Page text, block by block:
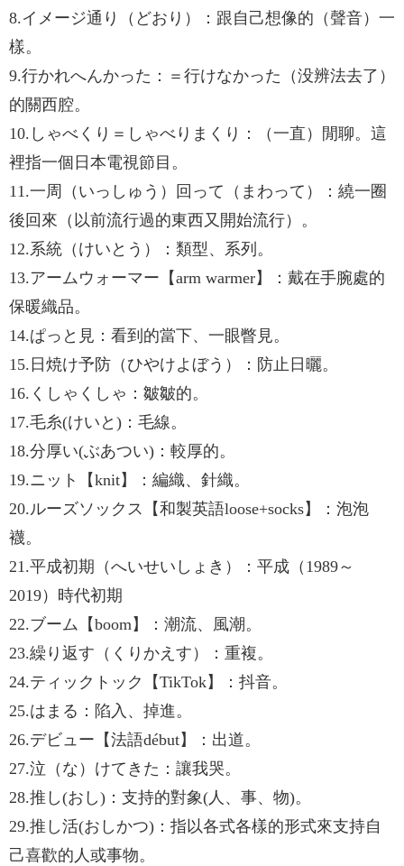
8.イメージ通り（どおり）：跟自己想像的（聲音）一
樣。
9.行かれへんかった：＝行けなかった（没辨法去了）
的關西腔。
10.しゃべくり＝しゃべりまくり：（一直）閒聊。這
裡指一個日本電視節目。
11.一周（いっしゅう）回って（まわって）：繞一圈
後回來（以前流行過的東西又開始流行）。
12.系統（けいとう）：類型、系列。
13.アームウォーマー【arm warmer】：戴在手腕處的
保暖織品。
14.ぱっと見：看到的當下、一眼瞥見。
15.日焼け予防（ひやけよぼう）：防止日曬。
16.くしゃくしゃ：皺皺的。
17.毛糸(けいと)：毛線。
18.分厚い(ぶあつい)：較厚的。
19.ニット【knit】：編織、針織。
20.ルーズソックス【和製英語loose+socks】：泡泡
襪。
21.平成初期（へいせいしょき）：平成（1989～
2019）時代初期
22.ブーム【boom】：潮流、風潮。
23.繰り返す（くりかえす）：重複。
24.ティックトック【TikTok】：抖音。
25.はまる：陷入、掉進。
26.デビュー【法語début】：出道。
27.泣（な）けてきた：讓我哭。
28.推し(おし)：支持的對象(人、事、物)。
29.推し活(おしかつ)：指以各式各樣的形式來支持自
己喜歡的人或事物。